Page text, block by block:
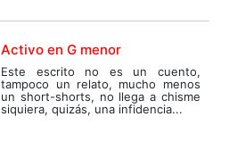
Activo en G menor
Este escrito no es un cuento,
tampoco un relato, mucho menos
un short-shorts, no llega a chisme
siquiera, quizás, una infidencia...